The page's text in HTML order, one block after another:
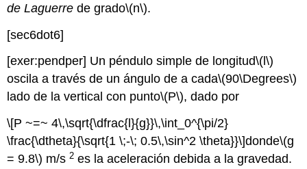
de Laguerre de grado\(n\).
[sec6dot6]
[exer:pendper] Un péndulo simple de longitud\(l\)
oscila a través de un ángulo de a cada\(90\Degrees\)
lado de la vertical con punto\(P\), dado por
\[P ~=~ 4\,\sqrt{\dfrac{l}{g}}\,\int_0^{\pi/2}
\frac{\dtheta}{\sqrt{1 \;-\; 0.5\,\sin^2 \theta}}\]donde\(g
= 9.8\) m/s2 es la aceleración debida a la gravedad.